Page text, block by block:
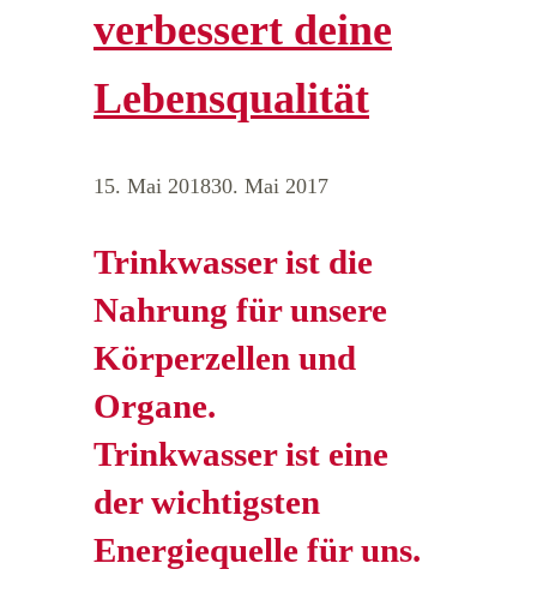
verbessert deine
Lebensqualität
15. Mai 201830. Mai 2017
Trinkwasser ist die
Nahrung für unsere
Körperzellen und
Organe.
Trinkwasser ist eine
der wichtigsten
Energiequelle für uns.